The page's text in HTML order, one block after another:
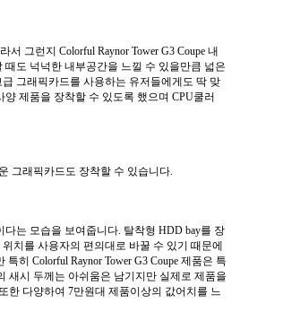
그런지 Colorful Raynor Tower G3 Coupe 내
도 넉넉한 내부공간을 느낄 수 있을만큼 넓은
그래픽카드를 사용하는 유저들에게도 딱 맞
제품을 장착할 수 있도록 했으며 CPU쿨러
그래픽카드도 장착할 수 있습니다.
는 모습을 보여줍니다. 탈착형 HDD bay를 장
치를 사용자의 편의대로 바꿀 수 있기 때문에
히 Colorful Raynor Tower G3 Coupe 제품은 특
새시 두께는 아쉬움은 남기지만 실제로 제품을
한 다양하여 7만원대 제품이상의 값어치를 느